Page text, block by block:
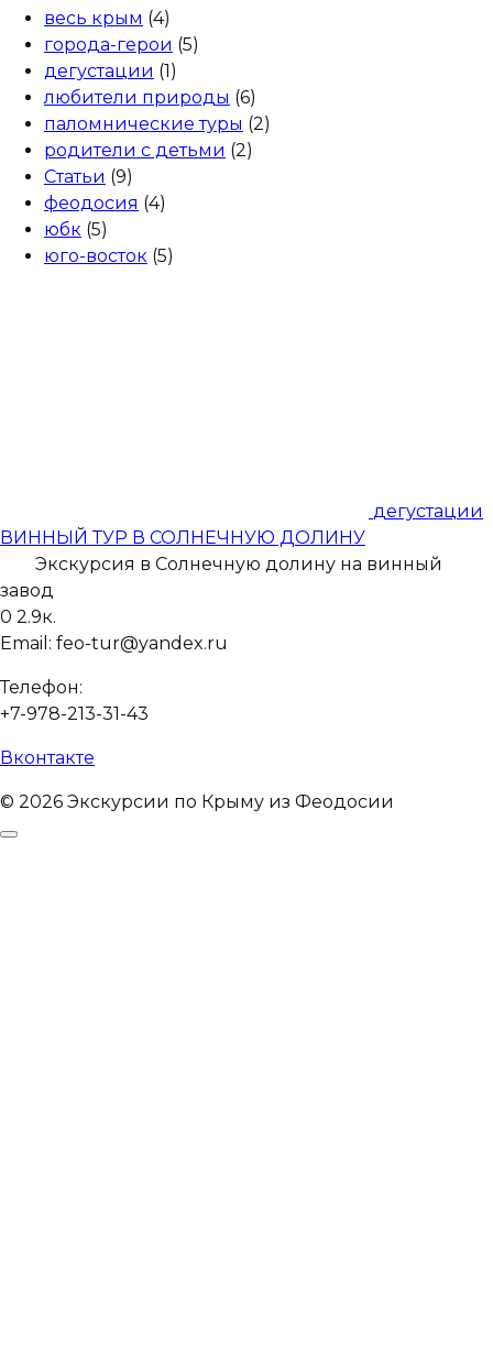
весь крым (4)
города-герои (5)
дегустации (1)
любители природы (6)
паломнические туры (2)
родители с детьми (2)
Статьи (9)
феодосия (4)
юбк (5)
юго-восток (5)
дегустации
ВИННЫЙ ТУР В СОЛНЕЧНУЮ ДОЛИНУ
Экскурсия в Солнечную долину на винный
завод
0 2.9к.
Email: feo-tur@yandex.ru
Телефон:
+7-978-213-31-43
Вконтакте
© 2026 Экскурсии по Крыму из Феодосии